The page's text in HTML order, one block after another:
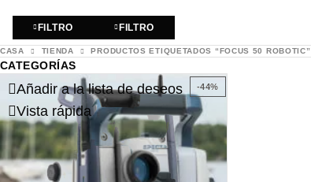
FILTRO FILTRO
CASA TIENDA PRODUCTOS ETIQUETADOS “FOCUS 50 ROBOTIC”
CATEGORÍAS
-44%
Añadir a la lista de deseos
Vista rápida